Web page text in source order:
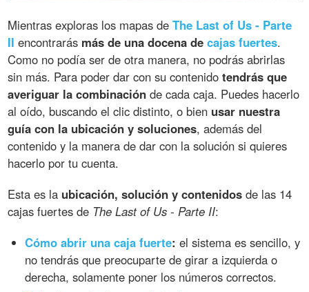
Mientras exploras los mapas deThe Last of Us - Parte
II encontrarás más de una docena decajas fuertes.
Como no podía ser de otra manera, no podrás abrirlas
sin más. Para poder dar con su contenidotendrás que
averiguar la combinación de cada caja. Puedes hacerlo
al oído, buscando el clic distinto, o bien usar nuestra
guía con la ubicación y soluciones, además del
contenido y la manera de dar con la solución si quieres
hacerlo por tu cuenta.
Esta es la ubicación, solución y contenidos de las 14
cajas fuertes de The Last of Us - Parte II:
Cómo abrir una caja fuerte: el sistema es sencillo, y
no tendrás que preocuparte de girar a izquierda o
derecha, solamente poner los números correctos.